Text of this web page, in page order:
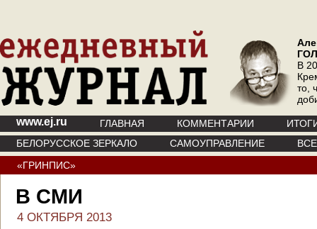
В
то,
www.ej.ru ГЛАВНАЯ КОММЕНТАРИИ
БЕЛОРУССКОЕ ЗЕРКАЛО
САМОУПРАВЛЕНИЕ
«ГРИНПИС»
В СМИ
4 ОКТЯБРЯ 2013